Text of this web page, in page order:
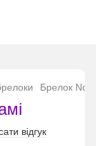
Брелок
відгук